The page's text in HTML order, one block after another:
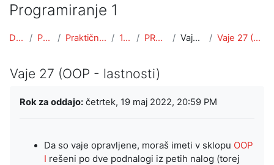
Programiranje 1
Domov Predmeti Praktična matematika 1. letnik PROG1 (PRA) Vaje 2021/22 Vaje 27 (OOP - lastnosti)
Vaje 27 (OOP - lastnosti)
Rok za oddajo: četrtek, 19 maj 2022, 20:59 PM
Da so vaje opravljene, moraš imeti v sklopu OOP
I rešeni po dve podnalogi iz petih nalog (torej